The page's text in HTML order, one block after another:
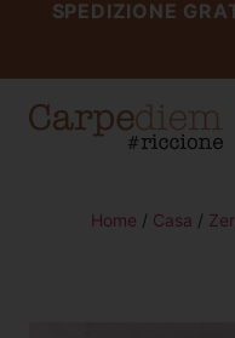
SPEDIZIONE
Home / Casa /